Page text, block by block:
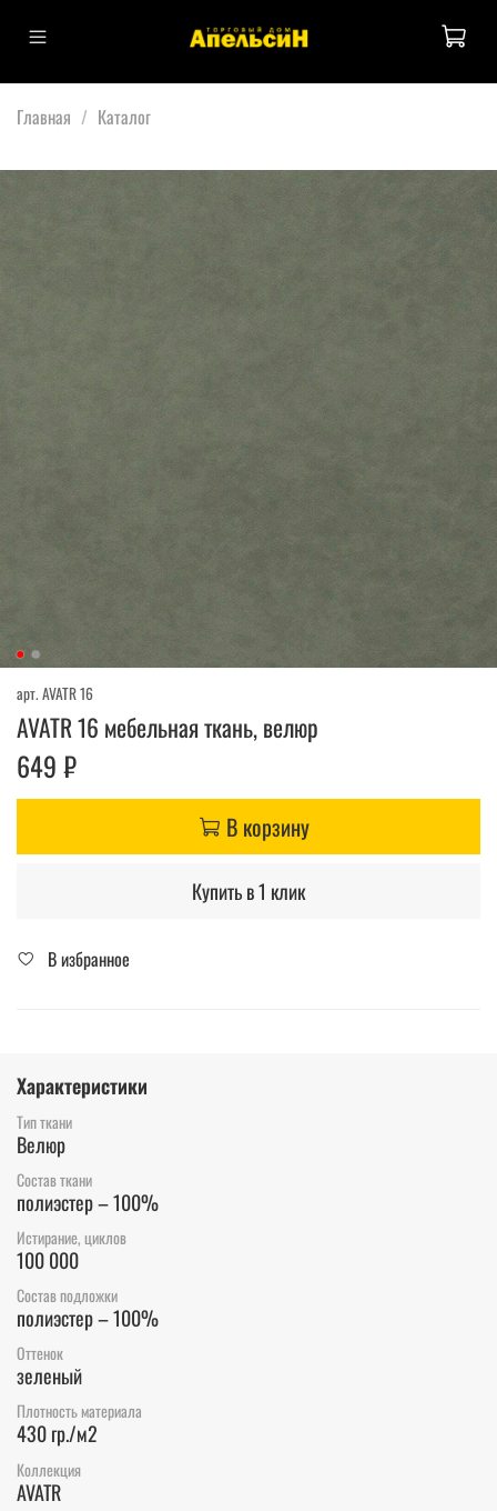
Главная Каталог
арт. AVATR 16
AVATR 16 мебельная ткань, велюр
649 ₽
В корзину
Купить в 1 клик
В избранное
Характеристики
Тип ткани
Велюр
Состав ткани
полиэстер – 100%
Истирание, циклов
100 000
Состав подложки
полиэстер – 100%
Оттенок
зеленый
Плотность материала
430 гр./м2
Коллекция
AVATR